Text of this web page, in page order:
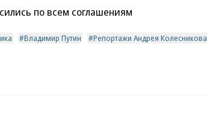
по всем соглашениям
Владимир Путин
Репортажи Андрея Колесникова